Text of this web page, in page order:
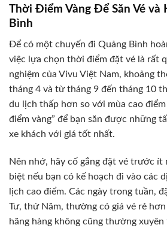
Thời Điểm Vàng Để Săn Vé và
Bình
Để có một chuyến đi Quảng Bình
việc lựa chọn thời điểm đặt vé là rất
nghiệm của Vivu Việt Nam, khoảng
tháng 4 và từ tháng 9 đến tháng 10
du lịch thấp hơn so với mùa cao
điểm vàng” để bạn săn được những
xe khách với giá tốt nhất.
Nên nhớ, hãy cố gắng đặt vé trước ít
biệt nếu bạn có kế hoạch đi vào các
lịch cao điểm. Các ngày trong tuần,
Tư, thứ Năm, thường có giá vé rẻ
hãng hàng không cũng thường